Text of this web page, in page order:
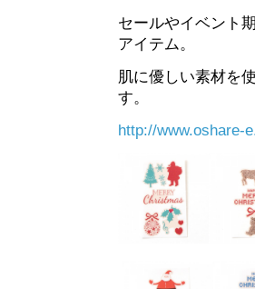
セールやイベント
アイテム。
肌に優しい素材を
す。
http://www.oshare-